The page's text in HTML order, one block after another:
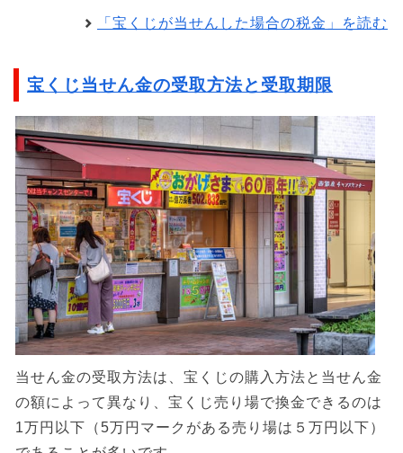
「宝くじが当せんした場合の税金」を読む
宝くじ当せん金の受取方法と受取期限
当せん金の受取方法は、宝くじの購入方法と当せん金
の額によって異なり、宝くじ売り場で換金できるのは
1万円以下（5万円マークがある売り場は５万円以下）